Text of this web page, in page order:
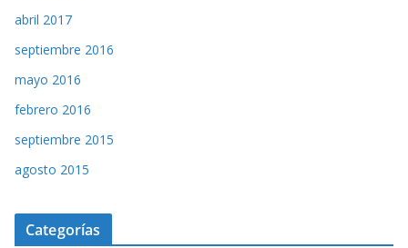
abril 2017
septiembre 2016
mayo 2016
febrero 2016
septiembre 2015
agosto 2015
Categorías